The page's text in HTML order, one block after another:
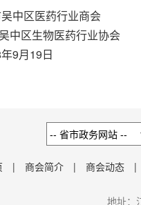
药行业商会
物医药行业协会
19日
| 商会简介 | 商会动态 |
地址